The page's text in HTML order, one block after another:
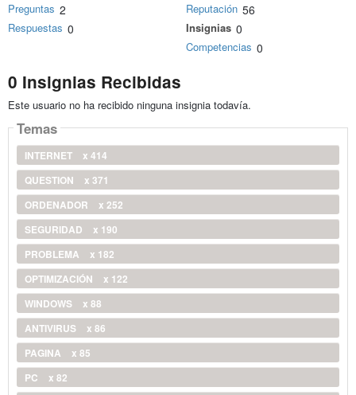
Preguntas 2
Respuestas 0
Reputación 56
Insignias 0
Competencias 0
0 Insignias Recibidas
Este usuario no ha recibido ninguna insignia todavía.
Temas
INTERNET
x 414
QUESTION
x 371
ORDENADOR
x 252
SEGURIDAD
x 190
PROBLEMA
x 182
OPTIMIZACIÓN
x 122
WINDOWS
x 88
ANTIVIRUS
x 86
PAGINA
x 85
PC
x 82